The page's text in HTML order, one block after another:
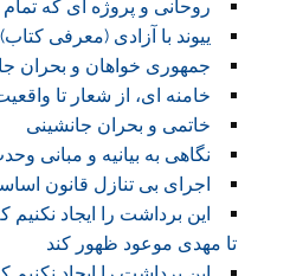
روحانی و پروژه ای که
ییوند با آزادی (معرفی کتاب)
جمهوری خواهان و بحران
خامنه ای، از شعار تا
خاتمی و بحران جانشینی
نگاهی به بیانیه و مبانی
اجرای بی تنازل قانون
این برداشت را ایجاد نکنیم
تا مهدی موعود ظهور کند